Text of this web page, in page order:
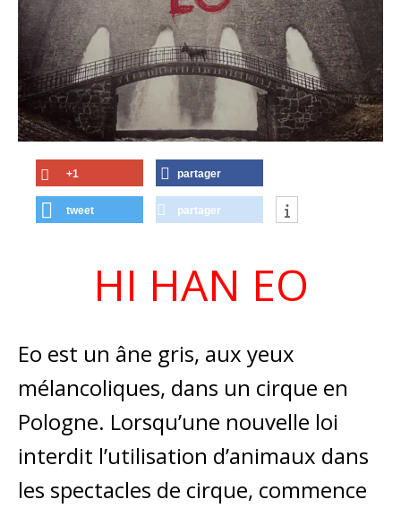
+1 partager
tweet partager
HI HAN EO
Eo est un âne gris, aux yeux
mélancoliques, dans un cirque en
Pologne. Lorsqu’une nouvelle loi
interdit l’utilisation d’animaux dans
les spectacles de cirque, commence